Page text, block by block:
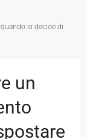
si decide di
un